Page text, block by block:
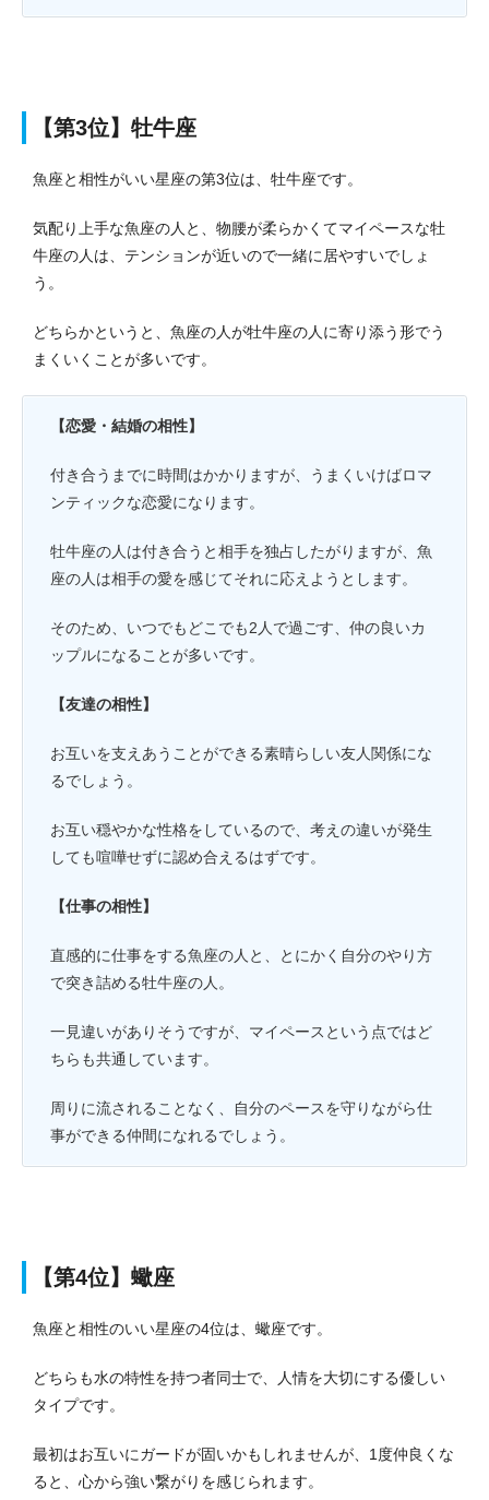
【第3位】牡牛座
魚座と相性がいい星座の第3位は、牡牛座です。
気配り上手な魚座の人と、物腰が柔らかくてマイペースな牡
牛座の人は、テンションが近いので一緒に居やすいでしょ
う。
どちらかというと、魚座の人が牡牛座の人に寄り添う形でう
まくいくことが多いです。
【恋愛・結婚の相性】
付き合うまでに時間はかかりますが、うまくいけばロマ
ンティックな恋愛になります。
牡牛座の人は付き合うと相手を独占したがりますが、魚
座の人は相手の愛を感じてそれに応えようとします。
そのため、いつでもどこでも2人で過ごす、仲の良いカ
ップルになることが多いです。
【友達の相性】
お互いを支えあうことができる素晴らしい友人関係にな
るでしょう。
お互い穏やかな性格をしているので、考えの違いが発生
しても喧嘩せずに認め合えるはずです。
【仕事の相性】
直感的に仕事をする魚座の人と、とにかく自分のやり方
で突き詰める牡牛座の人。
一見違いがありそうですが、マイペースという点ではど
ちらも共通しています。
周りに流されることなく、自分のペースを守りながら仕
事ができる仲間になれるでしょう。
【第4位】蠍座
魚座と相性のいい星座の4位は、蠍座です。
どちらも水の特性を持つ者同士で、人情を大切にする優しい
タイプです。
最初はお互いにガードが固いかもしれませんが、1度仲良くな
ると、心から強い繋がりを感じられます。